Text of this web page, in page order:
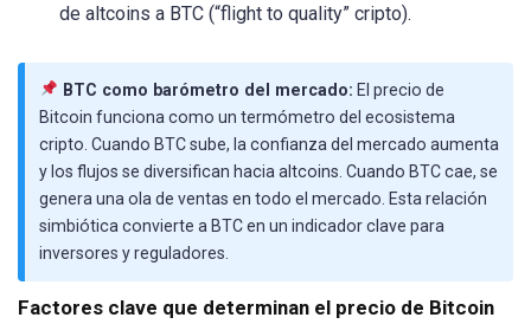
de altcoins a BTC (“flight to quality” cripto).
BTC como barómetro del mercado: El precio de
Bitcoin funciona como un termómetro del ecosistema
cripto. Cuando BTC sube, la confianza del mercado aumenta
y los flujos se diversifican hacia altcoins. Cuando BTC cae, se
genera una ola de ventas en todo el mercado. Esta relación
simbiótica convierte a BTC en un indicador clave para
inversores y reguladores.
Factores clave que determinan el precio de Bitcoin